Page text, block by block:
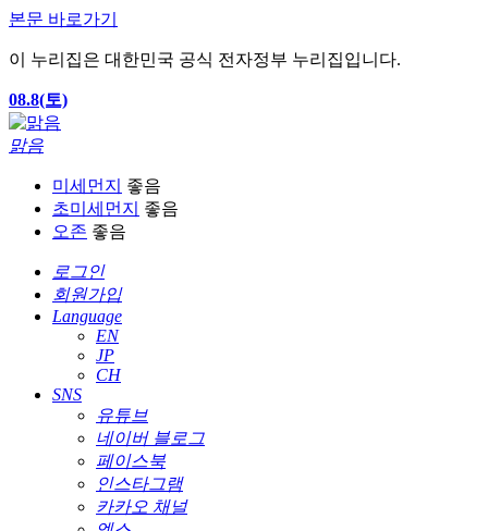
본문 바로가기
이 누리집은 대한민국 공식 전자정부 누리집입니다.
08.8(토)
맑음
미세먼지
좋음
초미세먼지
좋음
오존 좋음
로그인
회원가입
Language
EN
JP
CH
SNS
유튜브
네이버 블로그
페이스북
인스타그램
카카오 채널